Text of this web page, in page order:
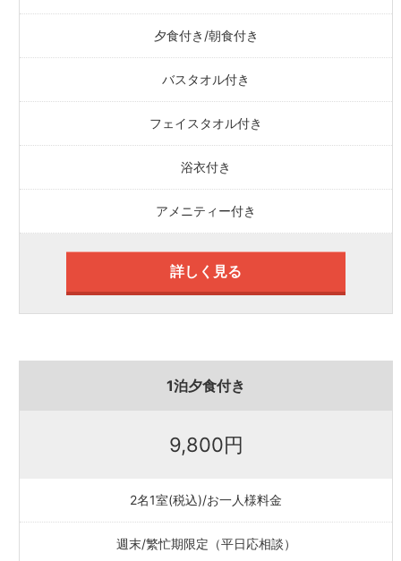
夕食付き/朝食付き
バスタオル付き
フェイスタオル付き
浴衣付き
アメニティー付き
詳しく見る
1泊夕食付き
9,800円
2名1室(税込)/お一人様料金
週末/繁忙期限定（平日応相談）